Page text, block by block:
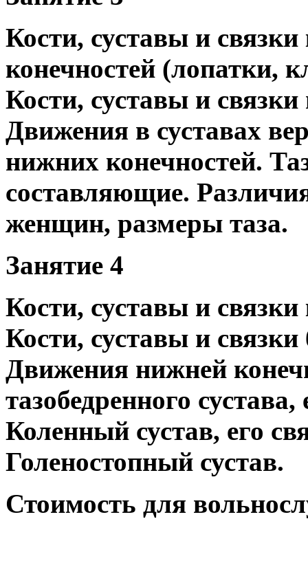
Кости, суставы и
конечностей (лопатки,
Кости, суставы и
Движения в суставах
нижних конечностей.
составляющие.
женщин, размеры таза.
Занятие 4
Кости, суставы и
Кости, суставы и
Движения нижней
тазобедренного
Коленный сустав, его
Голеностопный сустав.
Стоимость для